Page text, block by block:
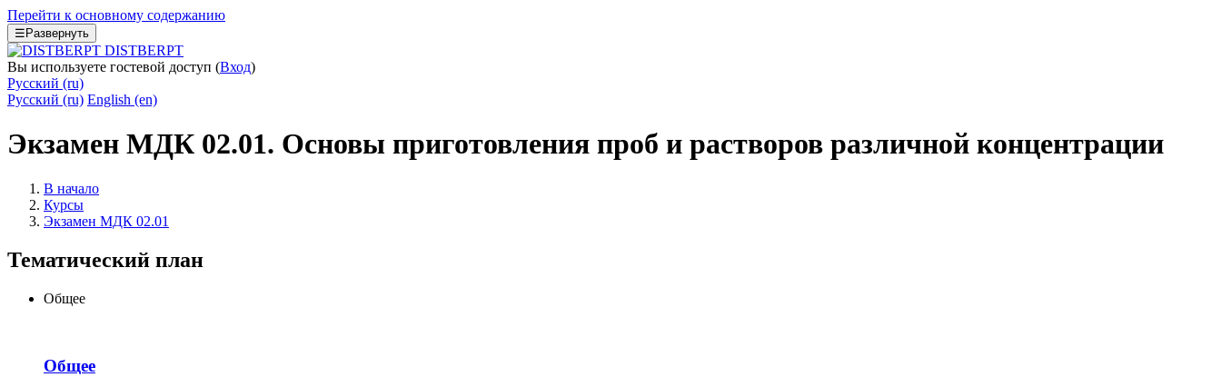
Перейти к основному содержанию
☰ Развернуть
DISTBERPT
Вы используете гостевой доступ (Вход)
Русский ‎(ru)‎
Русский ‎(ru)‎ English ‎(en)‎
Экзамен МДК 02.01. Основы приготовления проб и растворов различной концентрации
В начало
Курсы
Экзамен МДК 02.01
Тематический план
Общее
Общее